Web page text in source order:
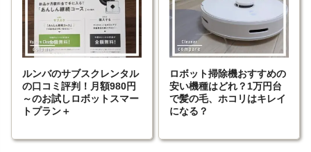
ルンバのサブスクレンタル
の口コミ評判！月額980円
～のお試しロボットスマー
トプラン＋
ロボット掃除機おすすめの
安い機種はどれ？1万円台
で髪の毛、ホコリはキレイ
になる？